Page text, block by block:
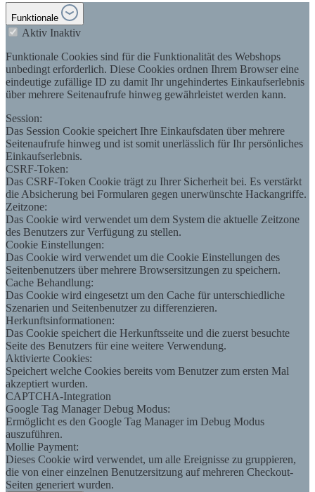
Funktionale
Aktiv Inaktiv
Funktionale Cookies sind für die Funktionalität des Webshops
unbedingt erforderlich. Diese Cookies ordnen Ihrem Browser eine
eindeutige zufällige ID zu damit Ihr ungehindertes Einkaufserlebnis
über mehrere Seitenaufrufe hinweg gewährleistet werden kann.
Session:
Das Session Cookie speichert Ihre Einkaufsdaten über mehrere
Seitenaufrufe hinweg und ist somit unerlässlich für Ihr persönliches
Einkaufserlebnis.
CSRF-Token:
Das CSRF-Token Cookie trägt zu Ihrer Sicherheit bei. Es verstärkt
die Absicherung bei Formularen gegen unerwünschte Hackangriffe.
Zeitzone:
Das Cookie wird verwendet um dem System die aktuelle Zeitzone
des Benutzers zur Verfügung zu stellen.
Cookie Einstellungen:
Das Cookie wird verwendet um die Cookie Einstellungen des
Seitenbenutzers über mehrere Browsersitzungen zu speichern.
Cache Behandlung:
Das Cookie wird eingesetzt um den Cache für unterschiedliche
Szenarien und Seitenbenutzer zu differenzieren.
Herkunftsinformationen:
Das Cookie speichert die Herkunftsseite und die zuerst besuchte
Seite des Benutzers für eine weitere Verwendung.
Aktivierte Cookies:
Speichert welche Cookies bereits vom Benutzer zum ersten Mal
akzeptiert wurden.
CAPTCHA-Integration
Google Tag Manager Debug Modus:
Ermöglicht es den Google Tag Manager im Debug Modus
auszuführen.
Mollie Payment:
Dieses Cookie wird verwendet, um alle Ereignisse zu gruppieren,
die von einer einzelnen Benutzersitzung auf mehreren Checkout-
Seiten generiert wurden.